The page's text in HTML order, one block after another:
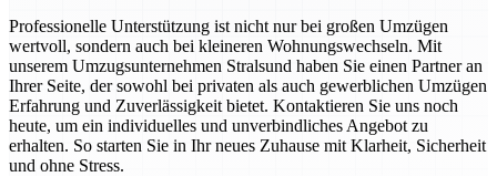
Professionelle Unterstützung ist nicht nur bei großen Umzügen
wertvoll, sondern auch bei kleineren Wohnungswechseln. Mit
unserem Umzugsunternehmen Stralsund haben Sie einen Partner an
Ihrer Seite, der sowohl bei privaten als auch gewerblichen Umzügen
Erfahrung und Zuverlässigkeit bietet. Kontaktieren Sie uns noch
heute, um ein individuelles und unverbindliches Angebot zu
erhalten. So starten Sie in Ihr neues Zuhause mit Klarheit, Sicherheit
und ohne Stress.